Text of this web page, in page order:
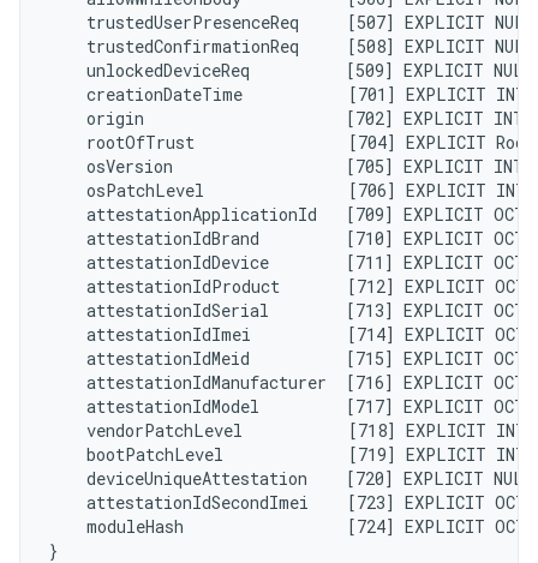
trustedUserPresenceReq     [507] EXPLICIT
trustedConfirmationReq     [508] EXPLICIT
unlockedDeviceReq          [509] EXPLICIT
creationDateTime           [701] EXPLICIT
origin                     [702] EXPLICIT
rootOfTrust                [704] EXPLICIT
osVersion                  [705] EXPLICIT
osPatchLevel               [706] EXPLICIT
attestationApplicationId   [709] EXPLICIT
attestationIdBrand         [710] EXPLICIT
attestationIdDevice        [711] EXPLICIT
attestationIdProduct       [712] EXPLICIT
attestationIdSerial        [713] EXPLICIT
attestationIdImei          [714] EXPLICIT
attestationIdMeid          [715] EXPLICIT
attestationIdManufacturer  [716] EXPLICIT
attestationIdModel         [717] EXPLICIT
vendorPatchLevel           [718] EXPLICIT
bootPatchLevel             [719] EXPLICIT
deviceUniqueAttestation    [720] EXPLICIT
attestationIdSecondImei    [723] EXPLICIT
moduleHash                 [724] EXPLICIT
}